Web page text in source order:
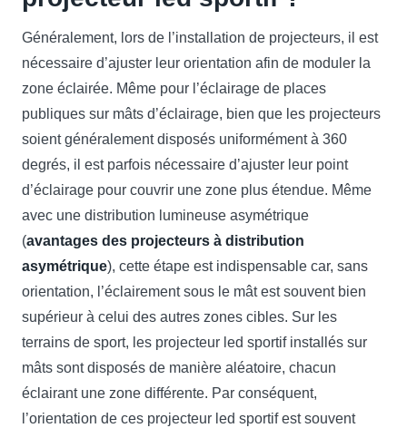
Généralement, lors de l’installation de projecteurs, il est
nécessaire d’ajuster leur orientation afin de moduler la
zone éclairée. Même pour l’éclairage de places
publiques sur mâts d’éclairage, bien que les projecteurs
soient généralement disposés uniformément à 360
degrés, il est parfois nécessaire d’ajuster leur point
d’éclairage pour couvrir une zone plus étendue. Même
avec une distribution lumineuse asymétrique
(avantages des projecteurs à distribution
asymétrique), cette étape est indispensable car, sans
orientation, l’éclairement sous le mât est souvent bien
supérieur à celui des autres zones cibles. Sur les
terrains de sport, les projecteur led sportif installés sur
mâts sont disposés de manière aléatoire, chacun
éclairant une zone différente. Par conséquent,
l’orientation de ces projecteur led sportif est souvent